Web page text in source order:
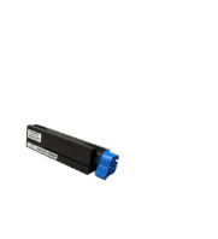
京セラ
パナソニック